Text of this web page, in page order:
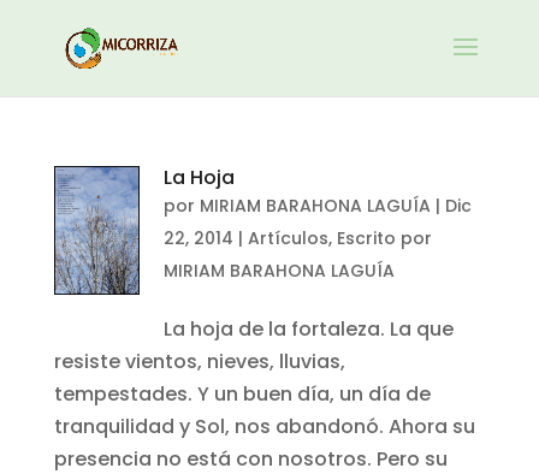
La Hoja
por MIRIAM BARAHONA LAGUÍA | Dic
22, 2014 |Artículos, Escrito por
MIRIAM BARAHONA LAGUÍA
La hoja de la fortaleza. La que
resiste vientos, nieves, lluvias,
tempestades. Y un buen día, un día de
tranquilidad y Sol, nos abandonó. Ahora su
presencia no está con nosotros. Pero su